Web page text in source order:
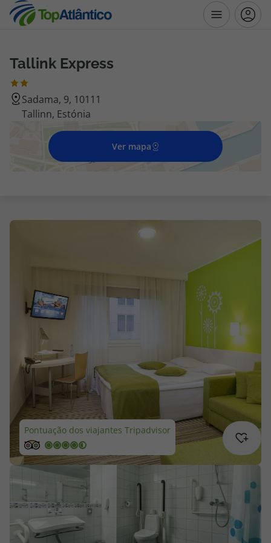
Destinos
Voos
Voos + Hotel
Cruzeiros
Promoções
Especialistas
Cheque Viagem
Rede de Lojas
Blog TopViagens
Área de Cliente
Tallink Express
Sadama, 9, 10111
Tallinn, Estónia
Ver mapa
Pontuação dos viajantes Tripadvisor